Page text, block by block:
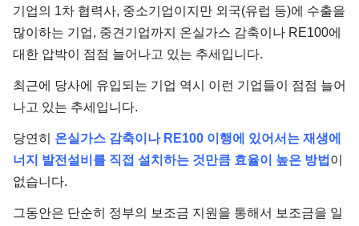
기업의 1차 협력사, 중소기업이지만 외국(유럽 등)에 수출을
많이하는 기업, 중견기업까지 온실가스 감축이나 RE100에
대한 압박이 점점 늘어나고 있는 추세입니다.
최근에 당사에 유입되는 기업 역시 이런 기업들이 점점 늘어
나고 있는 추세입니다.
당연히 온실가스 감축이나 RE100 이행에 있어서는 재생에
너지 발전설비를 직접 설치하는 것만큼 효율이 높은 방법 이
없습니다.
그동안은 단순히 정부의 보조금 지원을 통해서 보조금을 일